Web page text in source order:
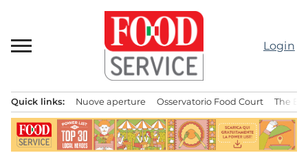
contenuto
Login
principale
Quick links: Nuove aperture Osservatorio Food Court The